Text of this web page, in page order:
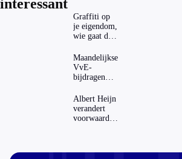
interessant
Graffiti op
je eigendom,
wie gaat dat
Maandelijkse
VvE-
bijdragen
dat invloed
op je
hypotheek?
Albert Heijn
verandert
voorwaarden